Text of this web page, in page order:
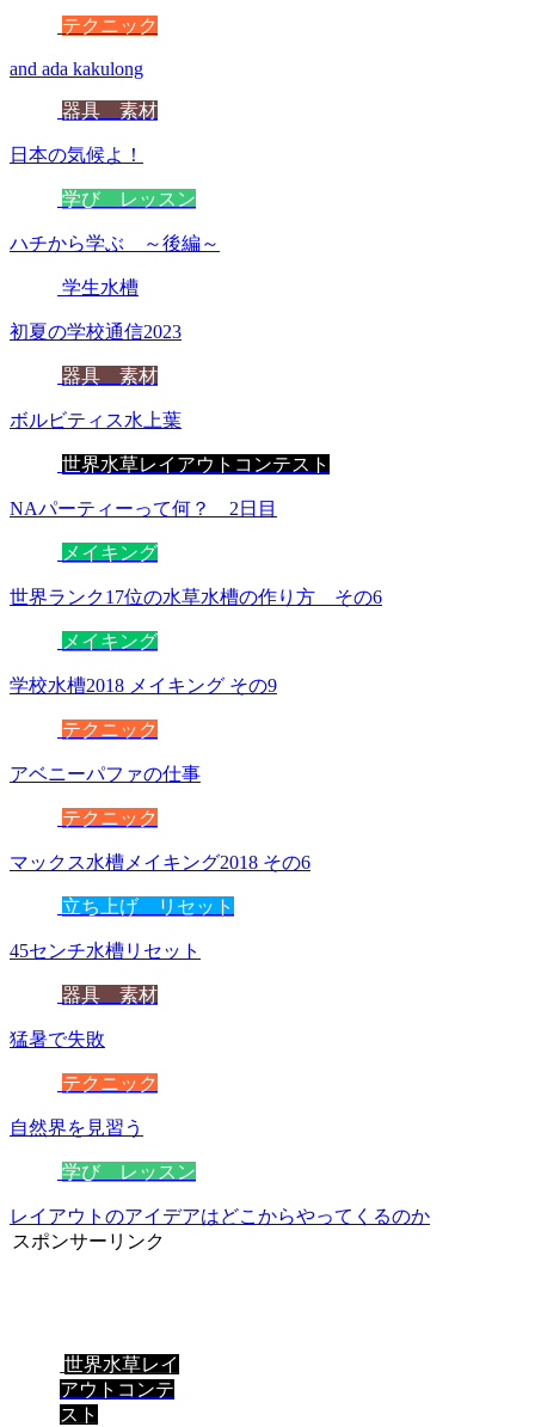
テクニック
and ada kakulong
器具 素材
日本の気候よ！
学び レッスン
ハチから学ぶ ～後編～
学生水槽
初夏の学校通信2023
器具 素材
ボルビティス水上葉
世界水草レイアウトコンテスト
NAパーティーって何？ 2日目
メイキング
世界ランク17位の水草水槽の作り方 その6
メイキング
学校水槽2018 メイキング その9
テクニック
アベニーパファの仕事
テクニック
マックス水槽メイキング2018 その6
立ち上げ リセット
45センチ水槽リセット
器具 素材
猛暑で失敗
テクニック
自然界を見習う
学び レッスン
レイアウトのアイデアはどこからやってくるのか
スポンサーリンク
世界水草レイ
アウトコンテ
スト